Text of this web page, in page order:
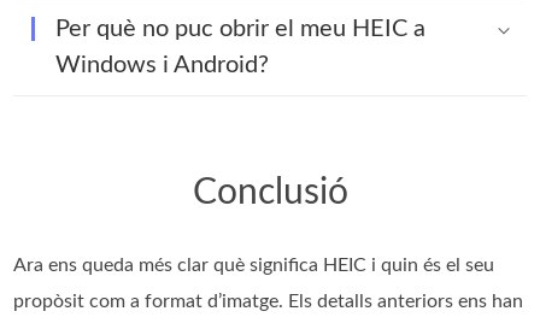
Per què no puc obrir el meu HEIC a
Windows i Android?
Conclusió
Ara ens queda més clar què significa HEIC i quin és el seu
propòsit com a format d’imatge. Els detalls anteriors ens han